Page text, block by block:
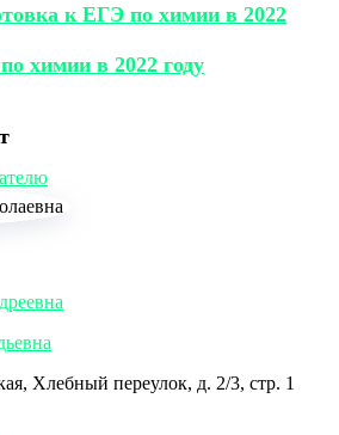
к ЕГЭ по химии в 2022
химии в 2022 году
Хлебный переулок, д. 2/3, стр. 1